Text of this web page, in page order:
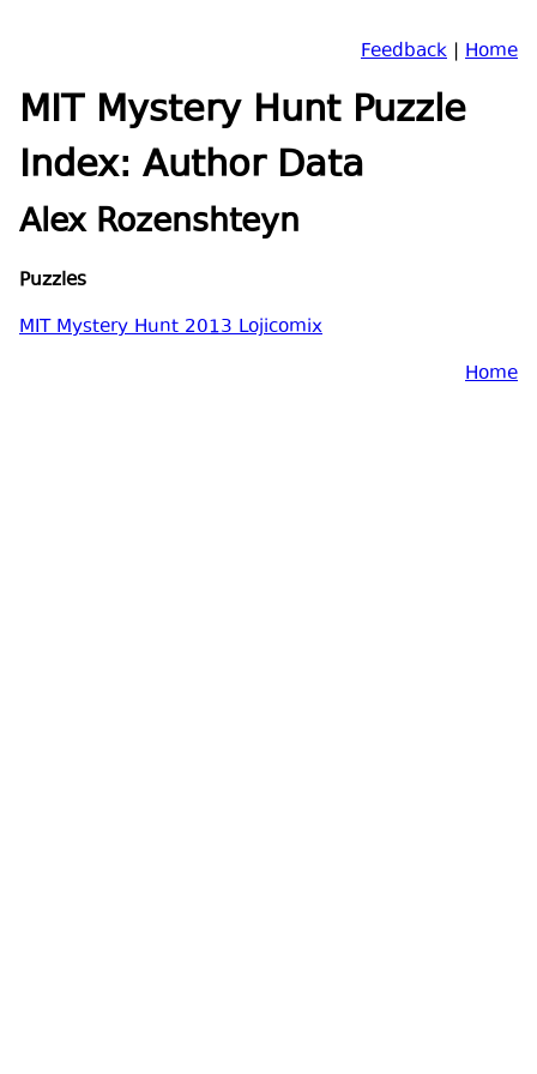
Feedback | Home
MIT Mystery Hunt Puzzle
Index: Author Data
Alex Rozenshteyn
Puzzles
MIT Mystery Hunt 2013 Lojicomix
Home